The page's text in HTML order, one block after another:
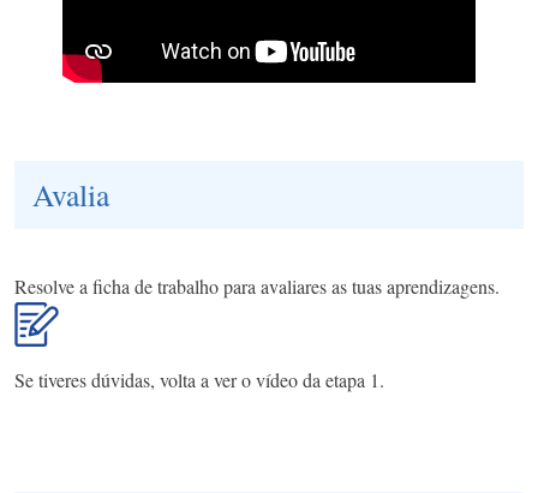
Avalia
Resolve a ficha de trabalho para avaliares as tuas aprendizagens.
Se tiveres dúvidas, volta a ver o vídeo da etapa 1.